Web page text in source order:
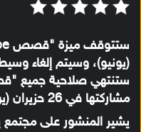
(يونيو)، وسيتم إلغاء
مشاركتها في 26 حزيران (يونيو) في غضون سبعة أيام.
يشير المنشور على مجتمع